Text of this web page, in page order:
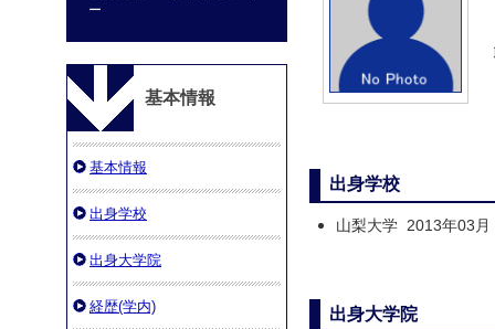
ー
基本情報
基本情報
出身学校
出身大学院
経歴(学内)
出身学校
山梨大学 2013年03
出身大学院